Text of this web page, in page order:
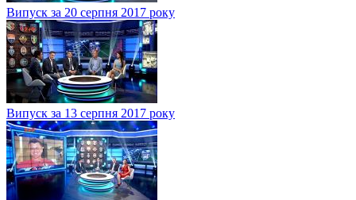
Випуск за 20 серпня 2017 року
Випуск за 13 серпня 2017 року